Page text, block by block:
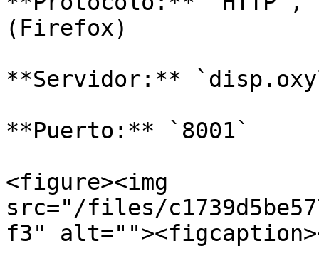
(Firefox)
**Servidor:**
**Puerto:** `8001`
<figure><img
src="/files/
f3"